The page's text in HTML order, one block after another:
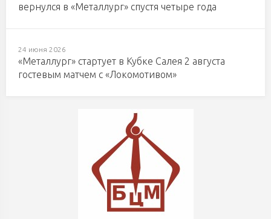
вернулся в «Металлург» спустя четыре года
24 июня 2026
«Металлург» стартует в Кубке Салея 2 августа
гостевым матчем с «Локомотивом»